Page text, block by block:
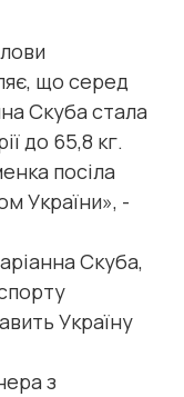
що серед
Скуба стала
до 65,8 кг.
посіла
України», -
Скуба,
Україну
з